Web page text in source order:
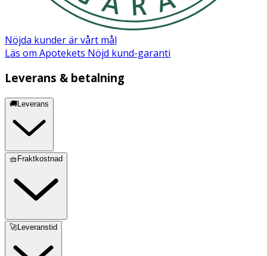
Nöjda kunder är vårt mål
Läs om Apotekets Nöjd kund-garanti
Leverans & betalning
🚚Leverans
🧺Fraktkostnad
🚀Leveranstid